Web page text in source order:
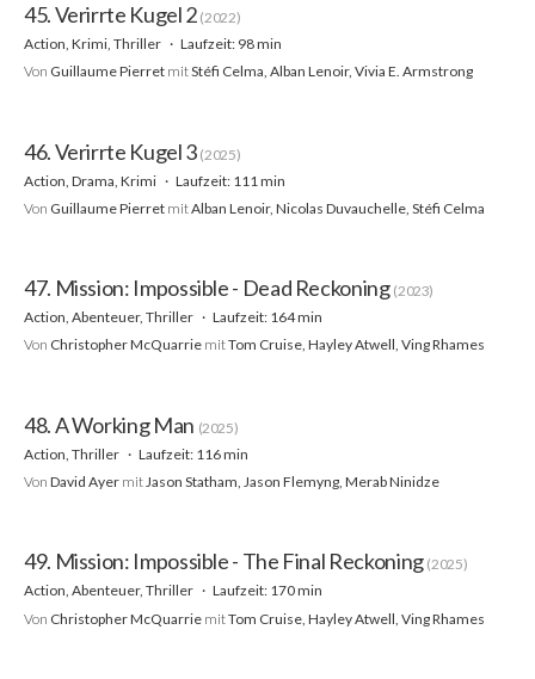
45. Verirrte Kugel 2 (2022)
Action, Krimi, Thriller
Laufzeit: 98 min
Von Guillaume Pierret mitStéfi Celma, Alban Lenoir, Vivia E. Armstrong
46. Verirrte Kugel 3 (2025)
Action, Drama, Krimi
Laufzeit: 111 min
Von Guillaume Pierret mitAlban Lenoir, Nicolas Duvauchelle, Stéfi Celma
47. Mission: Impossible - Dead Reckoning (2023)
Action, Abenteuer, Thriller
Laufzeit: 164 min
Von Christopher McQuarrie mitTom Cruise, Hayley Atwell, Ving Rhames
48. A Working Man (2025)
Action, Thriller
Laufzeit: 116 min
Von David Ayer mitJason Statham, Jason Flemyng, Merab Ninidze
49. Mission: Impossible - The Final Reckoning (2025)
Action, Abenteuer, Thriller
Laufzeit: 170 min
Von Christopher McQuarrie mitTom Cruise, Hayley Atwell, Ving Rhames